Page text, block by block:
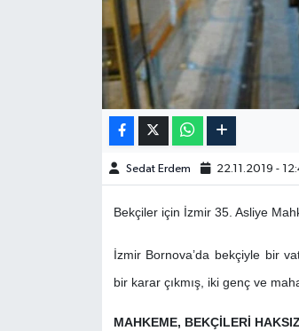
Sedat Erdem 22.11.2019 -
Bekçiler için İzmir 35. Asliye
İzmir Bornova’da bekçiyle bir
bir karar çıkmış, iki genç ve
MAHKEME, BEKÇİLERİ